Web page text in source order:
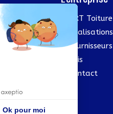
de
nettoyage
détection
ART Toiture
Réalisations
Fournisseurs
Avis
Contact